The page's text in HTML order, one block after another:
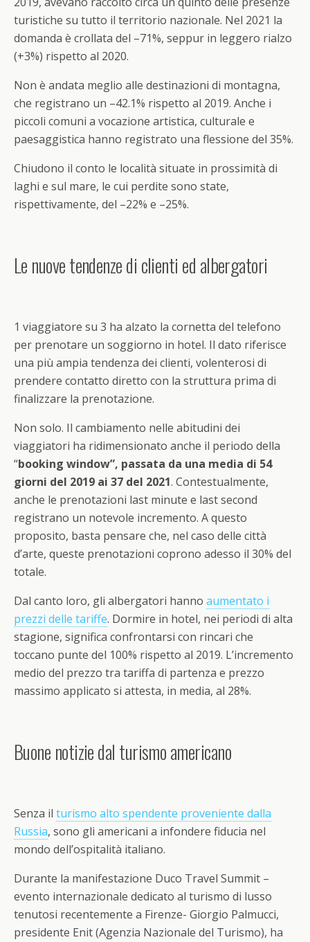
turistiche su tutto il territorio nazionale. Nel 2021 la
domanda è crollata del –71%, seppur in leggero rialzo
(+3%) rispetto al 2020.
Non è andata meglio alle destinazioni di montagna,
che registrano un –42.1% rispetto al 2019. Anche i
piccoli comuni a vocazione artistica, culturale e
paesaggistica hanno registrato una flessione del 35%.
Chiudono il conto le località situate in prossimità di
laghi e sul mare, le cui perdite sono state,
rispettivamente, del –22% e –25%.
Le nuove tendenze di clienti ed albergatori
1 viaggiatore su 3 ha alzato la cornetta del telefono
per prenotare un soggiorno in hotel. Il dato riferisce
una più ampia tendenza dei clienti, volenterosi di
prendere contatto diretto con la struttura prima di
finalizzare la prenotazione.
Non solo. Il cambiamento nelle abitudini dei
viaggiatori ha ridimensionato anche il periodo della
“booking window”, passata da una media di 54
giorni del 2019 ai 37 del 2021. Contestualmente,
anche le prenotazioni last minute e last second
registrano un notevole incremento. A questo
proposito, basta pensare che, nel caso delle città
d’arte, queste prenotazioni coprono adesso il 30% del
totale.
Dal canto loro, gli albergatori hanno aumentato i
prezzi delle tariffe. Dormire in hotel, nei periodi di alta
stagione, significa confrontarsi con rincari che
toccano punte del 100% rispetto al 2019. L’incremento
medio del prezzo tra tariffa di partenza e prezzo
massimo applicato si attesta, in media, al 28%.
Buone notizie dal turismo americano
Senza il turismo alto spendente proveniente dalla
Russia, sono gli americani a infondere fiducia nel
mondo dell’ospitalità italiano.
Durante la manifestazione Duco Travel Summit –
evento internazionale dedicato al turismo di lusso
tenutosi recentemente a Firenze- Giorgio Palmucci,
presidente Enit (Agenzia Nazionale del Turismo), ha